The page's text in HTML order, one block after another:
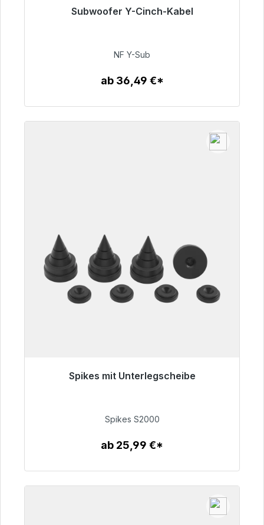
Subwoofer Y-Cinch-Kabel
50,99 €
NF Y-Sub
ab 36,49 €*
Spikes mit Unterlegscheibe
51,49 €
Spikes S2000
ab 25,99 €*